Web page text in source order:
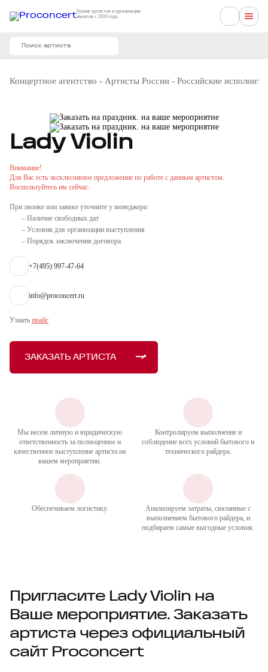
букинг артистов и организация
ивентов с 2010 года
Концертное агентство - Артисты России - Российские
Lady Violin
Внимание!
Для Вас есть эксклюзивное предложение по работе с данным артистом.
Воспользуйтесь им сейчас.
При звонке или заявке уточните у менеджера:
– Наличие свободных дат
– Условия для организации выступления
– Порядок заключения договора
+7(495) 997-47-64
info@proconcert.ru
Узнать прайс
ЗАКАЗАТЬ АРТИСТА
Мы несем личную и юридическую
ответственность за полноценное и
качественное выступление артиста на
вашем мероприятии.
Контролируем выполнение и
соблюдение всех условий бытового и
технического райдера.
Обеспечиваем логистику.
Анализируем затраты, связанные с
выполнением бытового райдера, и
подбираем самые выгодные условия.
Пригласите Lady Violin на
Ваше мероприятие. Заказать
артиста через официальный
сайт Proconcert